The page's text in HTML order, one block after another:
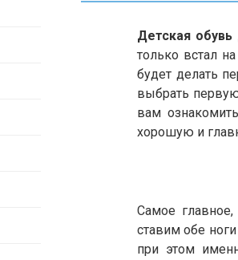
Детская
только встал
будет делать
выбрать
вам
хорошую и
Самое
ставим обе
при этом